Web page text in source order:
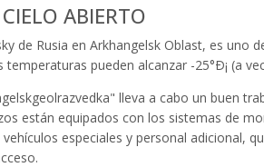
ABIERTO
de Rusia en Arkhangelsk Oblast, es uno
pueden alcanzar -25°Ð¡ (a
lleva a cabo un buen
están equipados con los sistemas de
especiales y personal adicional,